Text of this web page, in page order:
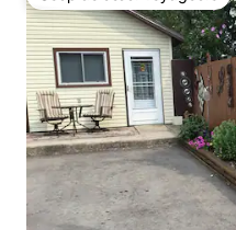
Coup de cœur voyageurs